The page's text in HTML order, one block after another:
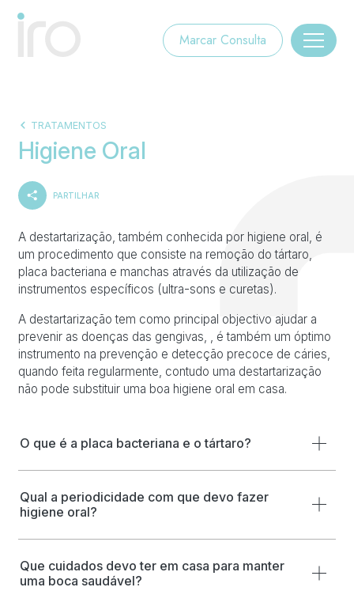
Marcar Consulta
TRATAMENTOS
Higiene Oral
PARTILHAR
A destartarização, também conhecida por higiene oral, é
um procedimento que consiste na remoção do tártaro,
placa bacteriana e manchas através da utilização de
instrumentos específicos (ultra-sons e curetas).
A destartarização tem como principal objectivo ajudar a
prevenir as doenças das gengivas, , é também um óptimo
instrumento na prevenção e detecção precoce de cáries,
quando feita regularmente, contudo uma destartarização
não pode substituir uma boa higiene oral em casa.
O que é a placa bacteriana e o tártaro?
Qual a periodicidade com que devo fazer
higiene oral?
Que cuidados devo ter em casa para manter
uma boca saudável?